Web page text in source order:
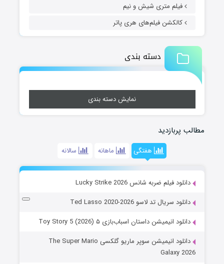
فیلم متری شیش و نیم
کالکشن فیلم‌های هری پاتر
دسته بندی
نمایش دسته بندی
مطالب پربازدید
هفتگی ماهانه سالانه
دانلود فیلم ضربه شانس Lucky Strike 2026
دانلود سریال تد لاسو Ted Lasso 2020-2026
دانلود انیمیشن داستان اسباب‌بازی ۵ Toy Story 5 (2026)
دانلود انیمیشن سوپر ماریو گلکسی The Super Mario
Galaxy 2026